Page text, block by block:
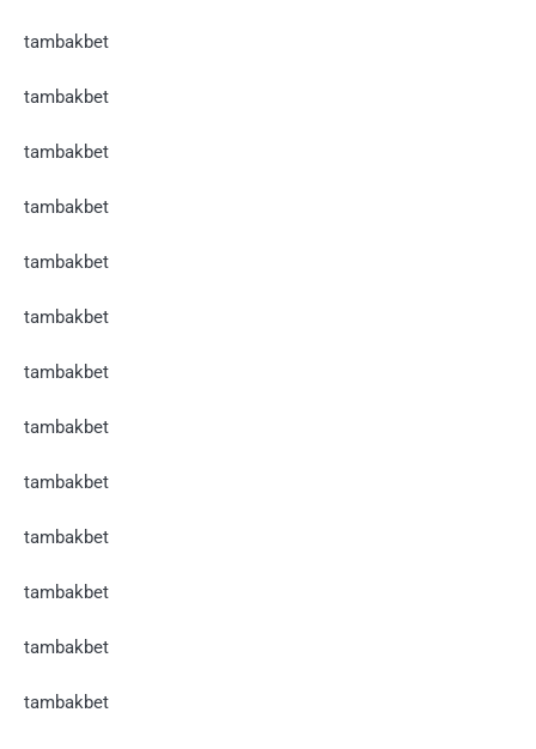
tambakbet
tambakbet
tambakbet
tambakbet
tambakbet
tambakbet
tambakbet
tambakbet
tambakbet
tambakbet
tambakbet
tambakbet
tambakbet